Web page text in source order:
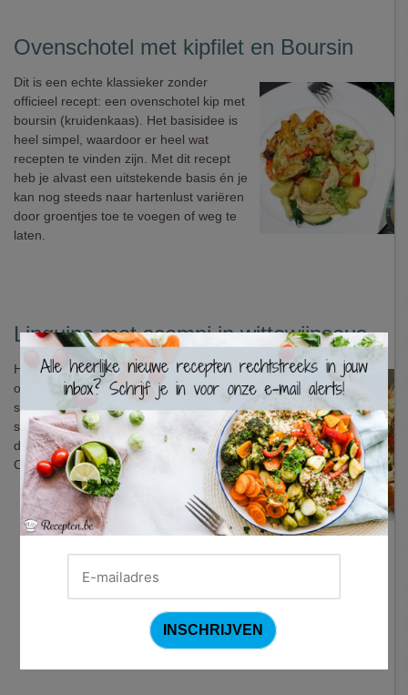
Ovenschotel met kipfilet en Boursin
Dit is een echte klassieker zonder
officieel recept: een ovenschotel kip met
boursin (kruidenkaas). Het basisidee is
heel simpel, waardoor er heel wat
recepten te vinden zijn. Met dit recept
heb je alvast een uitstekende basis én je
kan nog steeds naar hartenlust variëren
door groentjes toe te voegen of weg te
laten.
Linguine met scampi in wittewijnsaus
Heerlijk snel klaar en altijd lekker - dat
omschrijft dit recept perfect. Het lichtje
sausje op basis van witte wijn en een
scheutje room past uitstekend bij
dampende pasta en smaakvolle scampi.
Comfort food par excellence!
×